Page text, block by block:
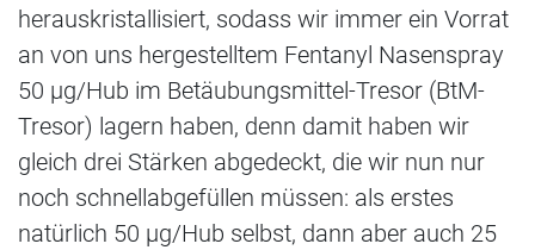
herauskristallisiert, sodass wir immer ein Vorrat
an von uns hergestelltem Fentanyl Nasenspray
50 µg/Hub im Betäubungsmittel-Tresor (BtM-
Tresor) lagern haben, denn damit haben wir
gleich drei Stärken abgedeckt, die wir nun nur
noch schnellabgefüllen müssen: als erstes
natürlich 50 µg/Hub selbst, dann aber auch 25